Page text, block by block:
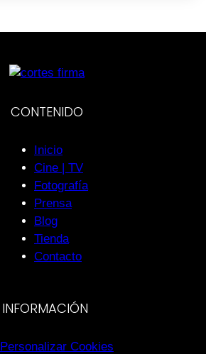
CONTENIDO
Inicio
Cine | TV
Fotografía
Prensa
Blog
Tienda
Contacto
INFORMACIÓN
Personalizar Cookies